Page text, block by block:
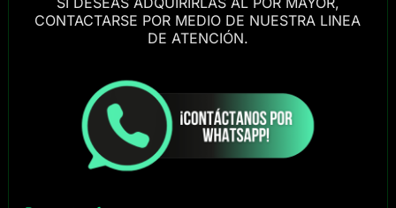
CONTACTARSE POR MEDIO DE NUESTRA LINEA
DE ATENCIÓN.